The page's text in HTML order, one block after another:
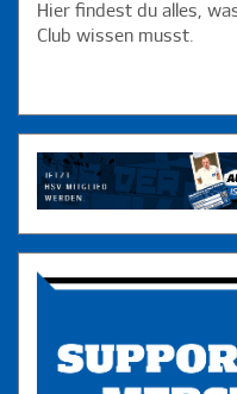
Hier findest du alles,
Club wissen musst.